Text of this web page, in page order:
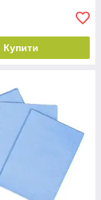
Купити